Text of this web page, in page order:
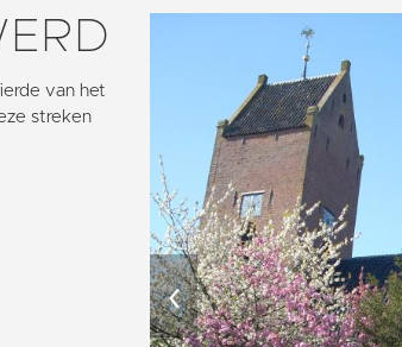
van het
streken
‹